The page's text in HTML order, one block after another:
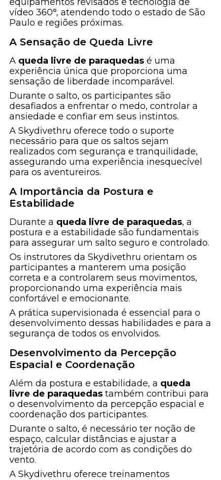
vídeo 360°, atendendo todo o estado de São
Paulo e regiões próximas.
A Sensação de Queda Livre
A queda livre de paraquedas é uma
experiência única que proporciona uma
sensação de liberdade incomparável.
Durante o salto, os participantes são
desafiados a enfrentar o medo, controlar a
ansiedade e confiar em seus instintos.
A Skydivethru oferece todo o suporte
necessário para que os saltos sejam
realizados com segurança e tranquilidade,
assegurando uma experiência inesquecível
para os aventureiros.
A Importância da Postura e
Estabilidade
Durante a queda livre de paraquedas, a
postura e a estabilidade são fundamentais
para assegurar um salto seguro e controlado.
Os instrutores da Skydivethru orientam os
participantes a manterem uma posição
correta e a controlarem seus movimentos,
proporcionando uma experiência mais
confortável e emocionante.
A prática supervisionada é essencial para o
desenvolvimento dessas habilidades e para a
segurança de todos os envolvidos.
Desenvolvimento da Percepção
Espacial e Coordenação
Além da postura e estabilidade, a queda
livre de paraquedas também contribui para
o desenvolvimento da percepção espacial e
coordenação dos participantes.
Durante o salto, é necessário ter noção de
espaço, calcular distâncias e ajustar a
trajetória de acordo com as condições do
vento.
A Skydivethru oferece treinamentos